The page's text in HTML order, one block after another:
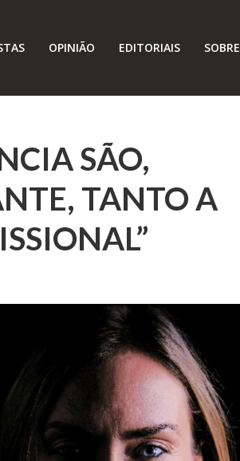
OPINIÃO EDITORIAIS SOBRE
SÃO,
TANTO A